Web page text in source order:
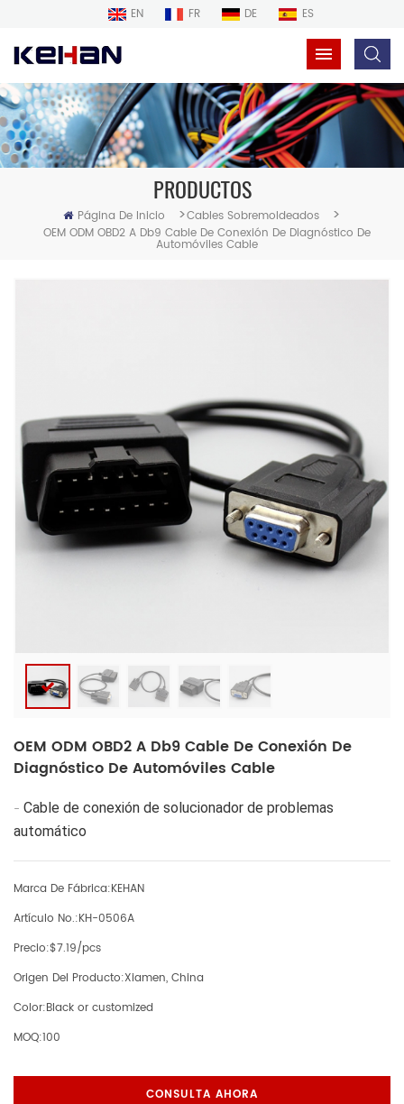
EN FR DE ES
PRODUCTOS
Página De Inicio >Cables Sobremoldeados >
OEM ODM OBD2 A Db9 Cable De Conexión De Diagnóstico De
Automóviles Cable
OEM ODM OBD2 A Db9 Cable De Conexión De
Diagnóstico De Automóviles Cable
- Cable de conexión de solucionador de problemas
automático
Marca De Fábrica:KEHAN
Artículo No.:KH-0506A
Precio:$7.19/pcs
Origen Del Producto:Xiamen, China
Color:Black or customized
MOQ:100
CONSULTA AHORA